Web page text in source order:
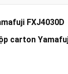
FXJ4030D
FXJ4030D
carton